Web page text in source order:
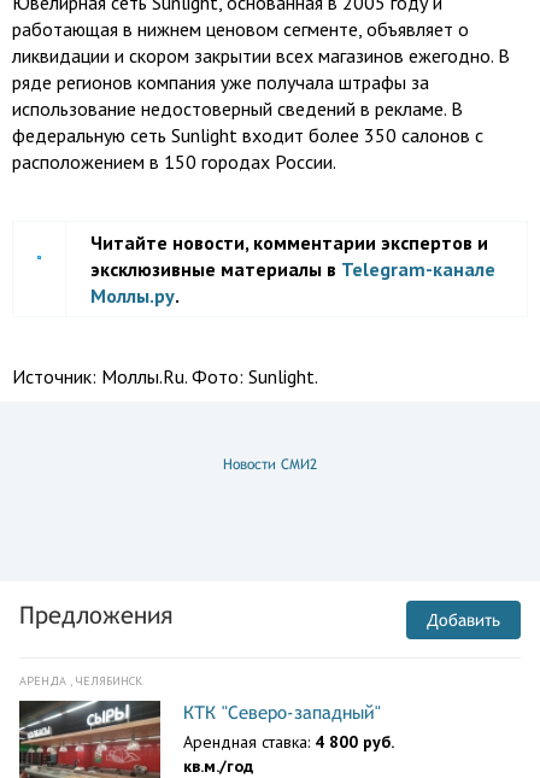
работающая в нижнем ценовом сегменте, объявляет о
ликвидации и скором закрытии всех магазинов ежегодно. В
ряде регионов компания уже получала штрафы за
использование недостоверный сведений в рекламе. В
федеральную сеть Sunlight входит более 350 салонов с
расположением в 150 городах России.
Читайте новости, комментарии экспертов и
эксклюзивные материалы в Telegram-канале
Моллы.ру.
Источник: Моллы.Ru. Фото: Sunlight.
Новости СМИ2
Предложения Добавить
АРЕНДА , ЧЕЛЯБИНСК
КТК "Северо-западный"
Арендная ставка: 4 800 руб.
кв.м./год